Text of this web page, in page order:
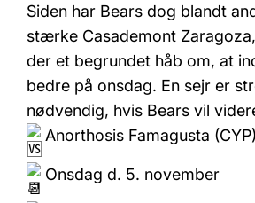
Siden har Bears dog blandt
stærke Casademont
der et begrundet håb om, at
bedre på onsdag. En sejr er
nødvendig, hvis Bears vil
Anorthosis Famagusta (CYP)
Onsdag d. 5. november